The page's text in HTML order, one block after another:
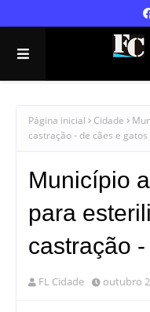
Página inicial Cidade
castração - de cães e gatos
Município
para
castração
FL Cidade outubro